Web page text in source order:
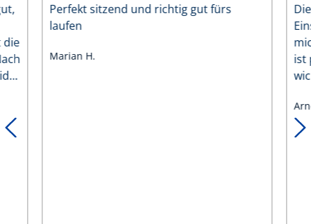
die
Perfekt sitzend und richtig gut fürs
laufen
Marian H.
ist
im